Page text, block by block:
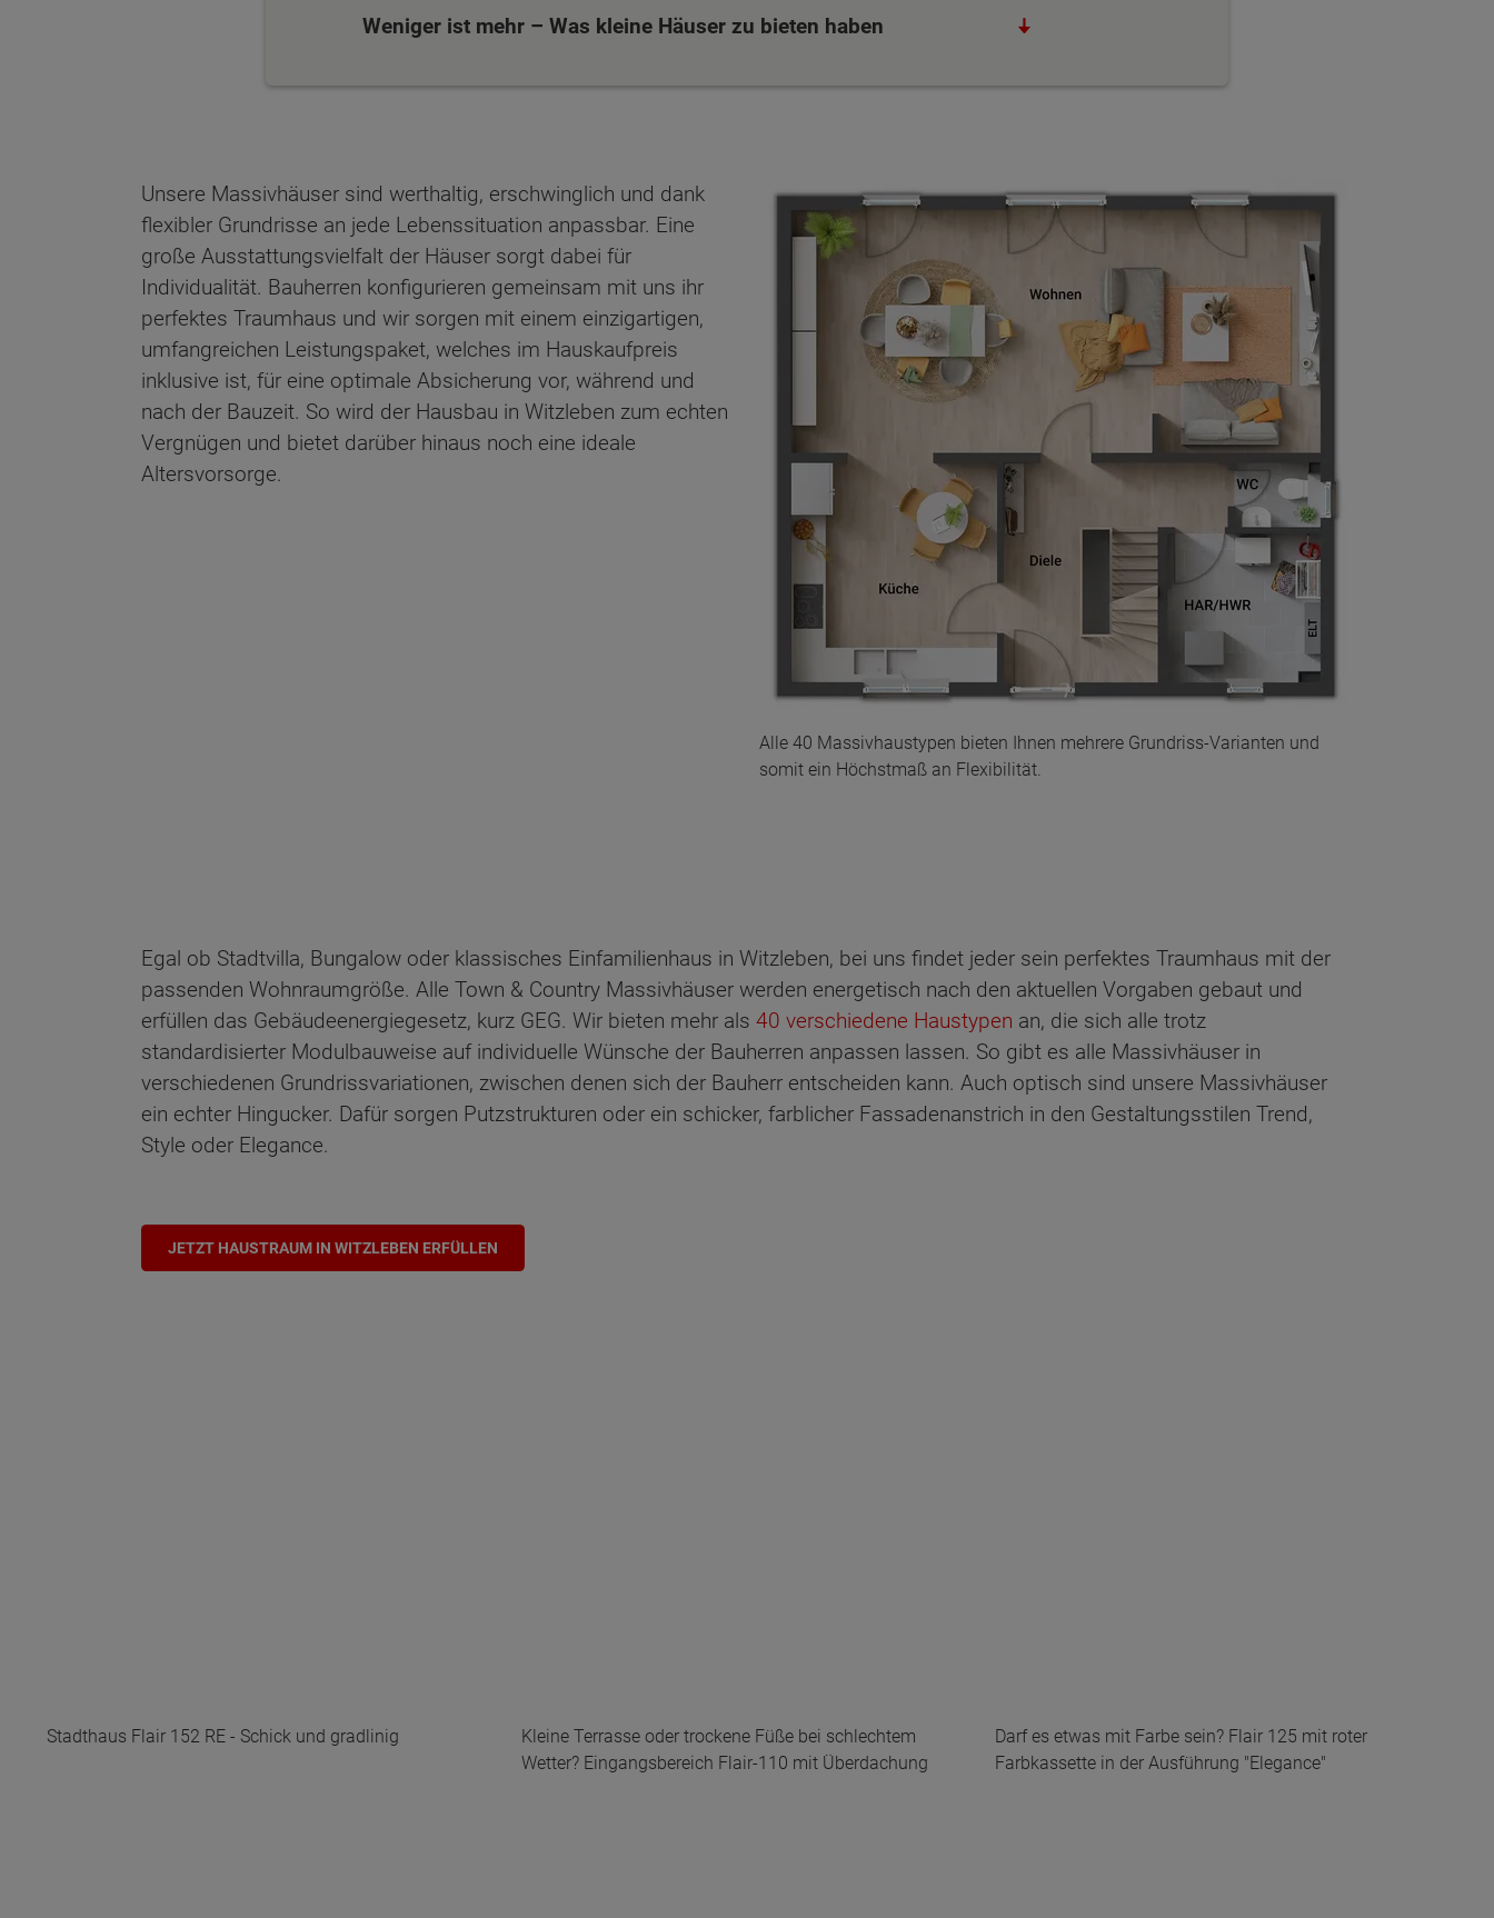
Weniger ist mehr – Was kleine Häuser zu bieten haben
Alle 40 Massivhaustypen bieten Ihnen mehrere Grundriss-Varianten und
somit ein Höchstmaß an Flexibilität.
Unsere Massivhäuser sind werthaltig, erschwinglich und dank
flexibler Grundrisse an jede Lebenssituation anpassbar. Eine
große Ausstattungsvielfalt der Häuser sorgt dabei für
Individualität. Bauherren konfigurieren gemeinsam mit uns ihr
perfektes Traumhaus und wir sorgen mit einem einzigartigen,
umfangreichen Leistungspaket, welches im Hauskaufpreis
inklusive ist, für eine optimale Absicherung vor, während und
nach der Bauzeit. So wird der Hausbau in Witzleben zum echten
Vergnügen und bietet darüber hinaus noch eine ideale
Altersvorsorge.
Egal ob Stadtvilla, Bungalow oder klassisches Einfamilienhaus in Witzleben, bei uns findet jeder sein perfektes Traumhaus mit der
passenden Wohnraumgröße. Alle Town & Country Massivhäuser werden energetisch nach den aktuellen Vorgaben gebaut und
erfüllen das Gebäudeenergiegesetz, kurz GEG. Wir bieten mehr als 40 verschiedene Haustypen an, die sich alle trotz
standardisierter Modulbauweise auf individuelle Wünsche der Bauherren anpassen lassen. So gibt es alle Massivhäuser in
verschiedenen Grundrissvariationen, zwischen denen sich der Bauherr entscheiden kann. Auch optisch sind unsere Massivhäuser
ein echter Hingucker. Dafür sorgen Putzstrukturen oder ein schicker, farblicher Fassadenanstrich in den Gestaltungsstilen Trend,
Style oder Elegance.
JETZT HAUSTRAUM IN WITZLEBEN ERFÜLLEN
Stadthaus Flair 152 RE - Schick und gradlinig
Kleine Terrasse oder trockene Füße bei schlechtem
Wetter? Eingangsbereich Flair-110 mit Überdachung
Darf es etwas mit Farbe sein? Flair 125 mit roter
Farbkassette in der Ausführung "Elegance"
Wonach möchten Sie suchen?